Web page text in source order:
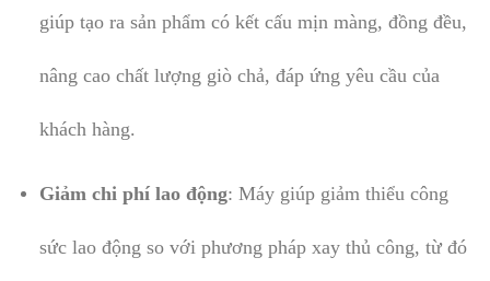
giúp tạo ra sản phẩm có kết cấu mịn màng, đồng đều,
nâng cao chất lượng giò chả, đáp ứng yêu cầu của
khách hàng.
Giảm chi phí lao động: Máy giúp giảm thiểu công
sức lao động so với phương pháp xay thủ công, từ đó